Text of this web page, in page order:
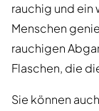
rauchig und ein
Menschen
rauchigen
Flaschen, die
Sie können